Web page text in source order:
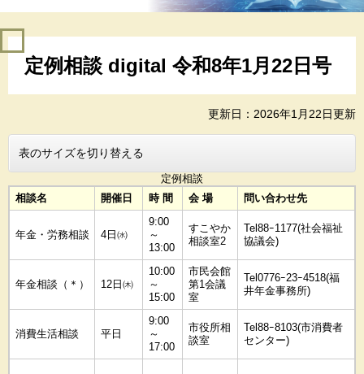
定例相談 digital 令和8年1月22日号
更新日：2026年1月22日更新
表のサイズを切り替える
定例相談
相談名
開催日 時 間 会 場 問い合わせ先
年金・労務相談 4日㈬
9:00
～
13:00
すこやか
相談室2
Tel88ｰ1177(社会福祉
協議会)
年金相談（＊） 12日㈭
10:00
～
15:00
市民会館
第1会議
室
Tel0776ｰ23ｰ4518(福
井年金事務所)
消費生活相談 平日
9:00
～
17:00
市役所相
談室
Tel88ｰ8103(市消費者
センター)